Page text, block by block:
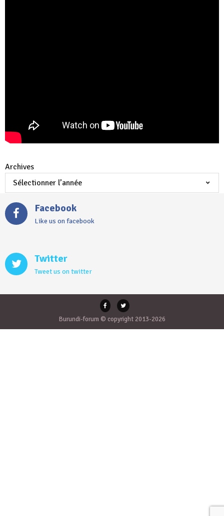
Archives
Facebook
Like us on facebook
Twitter
Tweet us on twitter
Burundi-forum © copyright 2013-2026